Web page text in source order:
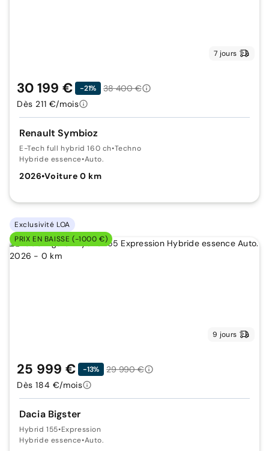
7 jours
Renault Symbioz
E-Tech full hybrid 160 ch•Techno
Hybride essence•Auto.
2026•Voiture 0 km
30 199 € -21%
38 400 €
Dès 211 €/mois
Exclusivité LOA
PRIX EN BAISSE (-1000 €)
9 jours
Dacia Bigster
Hybrid 155•Expression
Hybride essence•Auto.
25 999 € -13%
29 990 €
Dès 184 €/mois